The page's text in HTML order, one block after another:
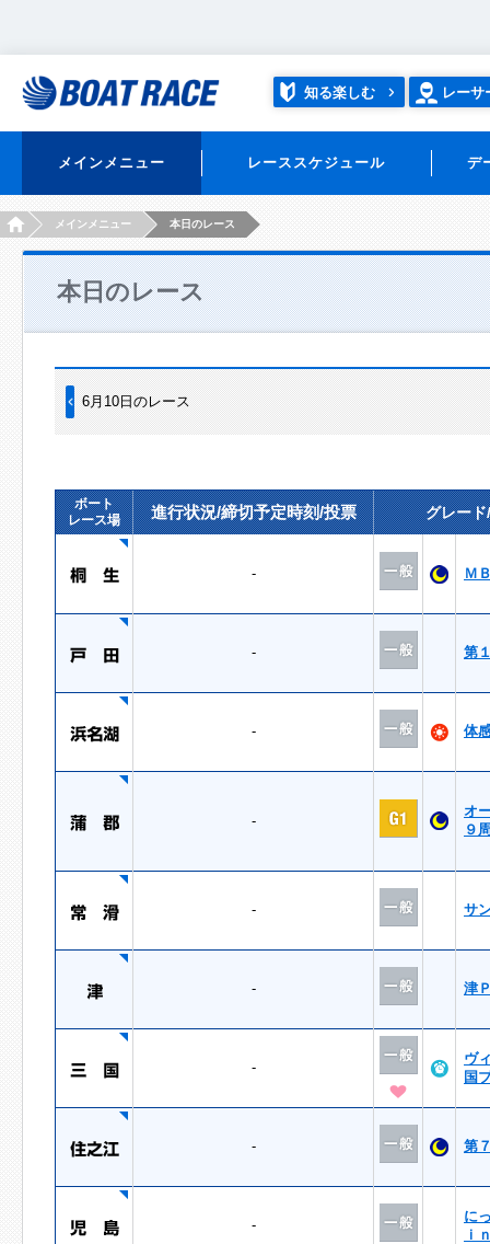
知る楽しむ レーサ
メインメニュー レーススケジュール デ
HOMEメインメニュー 本日のレース
本日のレース
6月10日のレース
ボート
レース場
進行状況/締切予定時刻/投票 グレー
- Ｍ
- 第
- 体
-
オ
９
- サ
- 津
-
ヴ
国
- 第
-
に
ｉ